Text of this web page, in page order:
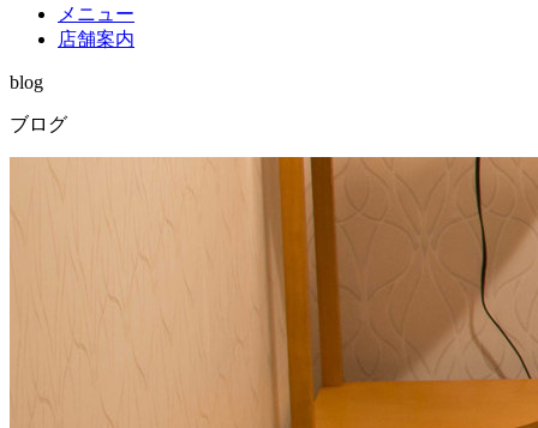
メニュー
店舗案内
blog
ブログ